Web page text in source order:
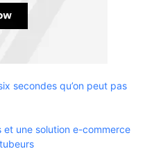
secondes qu’on peut pas
et une solution e-commerce